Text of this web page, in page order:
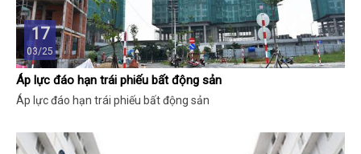
17
03/25
Áp lực đáo hạn trái phiếu bất động sản
Áp lực đáo hạn trái phiếu bất động sản